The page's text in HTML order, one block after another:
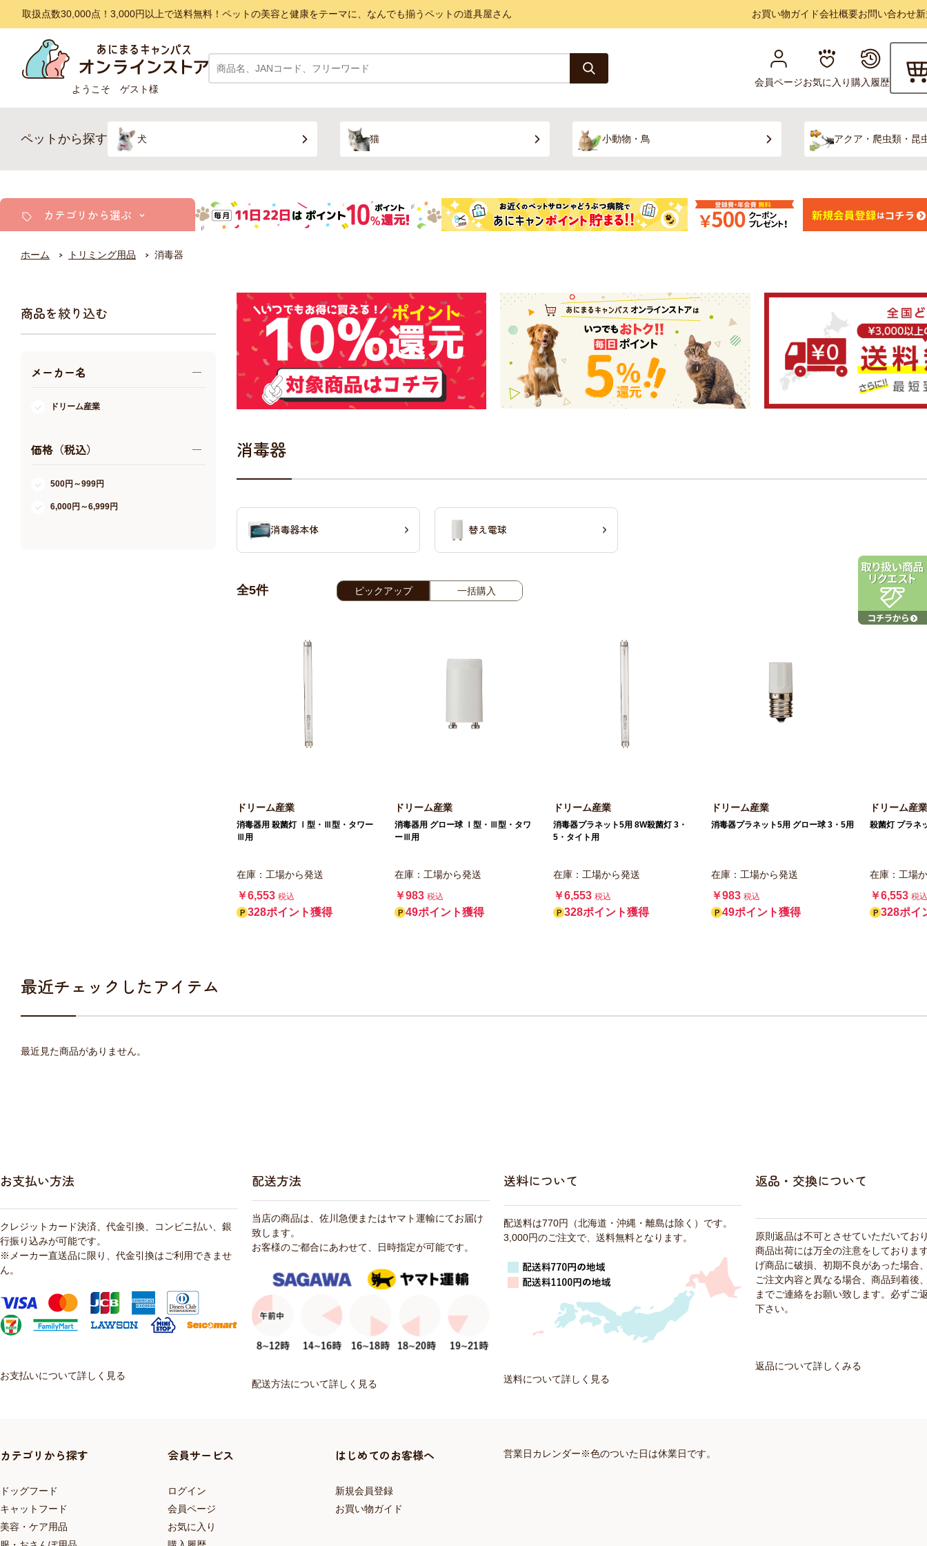
取扱点数30,000点！3,000円以上で送料無料！ペットの美容と健康をテーマに、なんでも揃うペットの道具屋さん お買い物ガイド会社概要お問い合わせ
ようこそ ゲスト様
会員ページお気に入り購入履歴
ペットから探す 犬 猫 小動物・鳥 アクア・爬虫類・昆
カテゴリから選ぶ
犬
アクア・爬虫類・昆虫
キャットフード
リビング雑貨
ホーム トリミング用品 消毒器
商品を絞り込む
メーカー名
ドリーム産業
価格（税込）
500円～999円
6,000円～6,999円
消毒器
消毒器本体 替え電球
全5件 ピックアップ 一括購入
ドリーム産業
消毒器用 殺菌灯 Ⅰ型・Ⅲ型・タワー
Ⅲ用
在庫：工場から発送
￥6,553 税込
328ポイント獲得
ドリーム産業
消毒器用 グロー球 Ⅰ型・Ⅲ型・タワ
ーⅢ用
在庫：工場から発送
￥983 税込
49ポイント獲得
ドリーム産業
消毒器プラネット5用 8W殺菌灯 3・
5・タイト用
在庫：工場から発送
￥6,553 税込
328ポイント獲得
ドリーム産業
消毒器プラネット5用 グロー球 3・5用
在庫：工場から発送
￥983 税込
49ポイント獲得
ドリーム産業
殺菌灯 プラネ
在庫：工場
￥6,553 税込
328ポイ
最近チェックしたアイテム
最近見た商品がありません。
お支払い方法
クレジットカード決済、代金引換、コンビニ払い、銀
行振り込みが可能です。
※メーカー直送品に限り、代金引換はご利用できませ
ん。
お支払いについて詳しく見る
配送方法
当店の商品は、佐川急便またはヤマト運輸にてお届け
致します。
お客様のご都合にあわせて、日時指定が可能です。
配送方法について詳しく見る
送料について
配送料は770円（北海道・沖縄・離島は除く）です。
3,000円のご注文で、送料無料となります。
送料について詳しく見る
返品・交換について
原則返品は不可とさせていただいてお
商品出荷には万全の注意をしておりま
げ商品に破損、初期不良があった場合
ご注文内容と異なる場合、商品到着後
までご連絡をお願い致します。必ずご
下さい。
返品について詳しくみる
カテゴリから探す
ドッグフード
キャットフード
美容・ケア用品
会員サービス
ログイン
会員ページ
お気に入り
はじめてのお客様へ
新規会員登録
お買い物ガイド
営業日カレンダー※色のついた日は休業日です。